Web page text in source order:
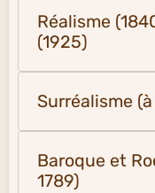
Réalisme
(1925)
Surréalisme
Baroque et
1789)